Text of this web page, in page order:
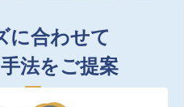
に合わせて
法をご提案